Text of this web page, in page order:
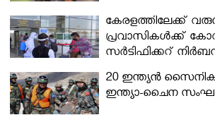
കേരളത്തിലേക്ക്
പ്രവാസികള്‍ക്ക്
സര്‍ട്ടിഫിക്കറ്റ്
മന്ത്രിസഭ
20 ഇന്ത്യൻ
ഇന്ത്യാ-ചൈന